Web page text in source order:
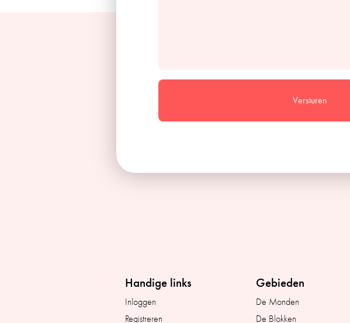
Versturen
Handige links
Inloggen
Registreren
Gebieden
De Monden
De Blokken